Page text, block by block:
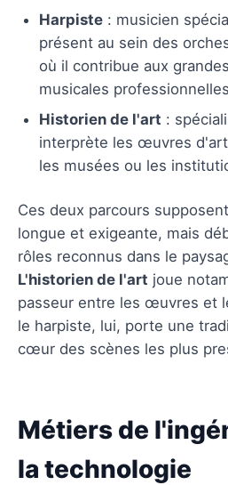
Harpiste : musicien
présent au sein des
où il contribue aux
musicales
Historien de l'art :
interprète les œuvres
les musées ou les
Ces deux parcours
longue et exigeante, mais
rôles reconnus dans le
L'historien de l'art joue
passeur entre les œuvres et
le harpiste, lui, porte une
cœur des scènes les plus
Métiers de
la technologie